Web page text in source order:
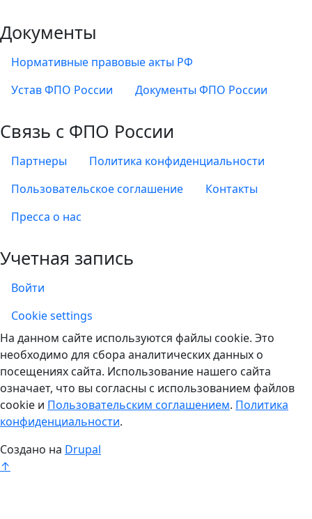
Документы
Нормативные правовые акты РФ
Устав ФПО России
Документы ФПО России
Связь с ФПО России
Партнеры
Политика конфиденциальности
Пользовательское соглашение
Контакты
Пресса о нас
Учетная запись
Войти
Учетная запись
Cookie settings
На данном сайте используются файлы cookie. Это
необходимо для сбора аналитических данных о
посещениях сайта. Использование нашего сайта
означает, что вы согласны с использованием файлов
cookie и Пользовательским соглашением. Политика
конфиденциальности.
Создано на Drupal
↑